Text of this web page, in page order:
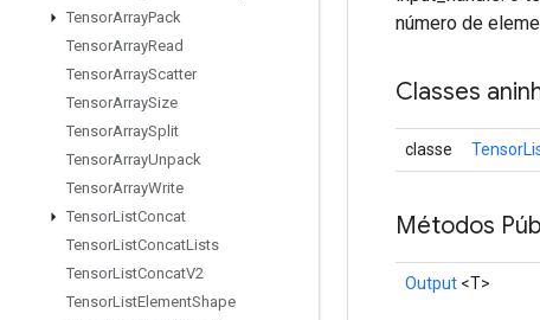
TensorArrayPack
TensorArrayRead
TensorArrayScatter
TensorArraySize
TensorArraySplit
TensorArrayUnpack
TensorArrayWrite
TensorListConcat
TensorListConcatLists
TensorListConcatV2
TensorListElementShape
número de
Classes
classe
Métodos
Output <T>